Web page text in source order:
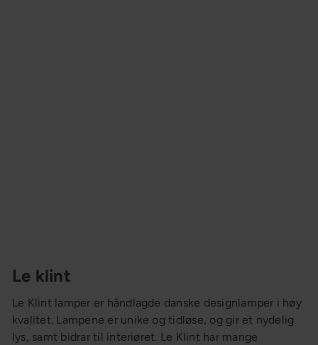
Le klint
Le Klint lamper er håndlagde danske designlamper i høy
kvalitet. Lampene er unike og tidløse, og gir et nydelig
lys, samt bidrar til interiøret. Le Klint har mange